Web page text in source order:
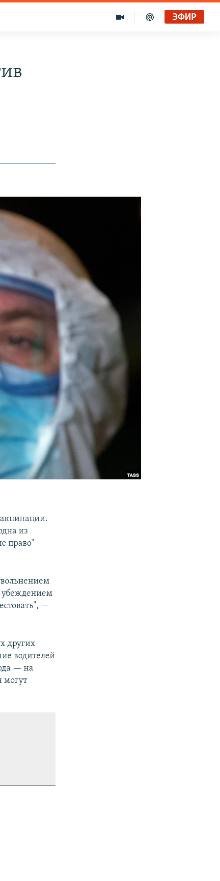
ЭФИР
из
право"
убеждением
—
других
водителей
— на
могут